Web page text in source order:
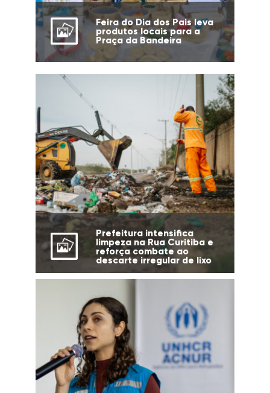
Feira do Dia dos Pais leva
produtos locais para a
Praça da Bandeira
Prefeitura intensifica
limpeza na Rua Curitiba e
reforça combate ao
descarte irregular de lixo